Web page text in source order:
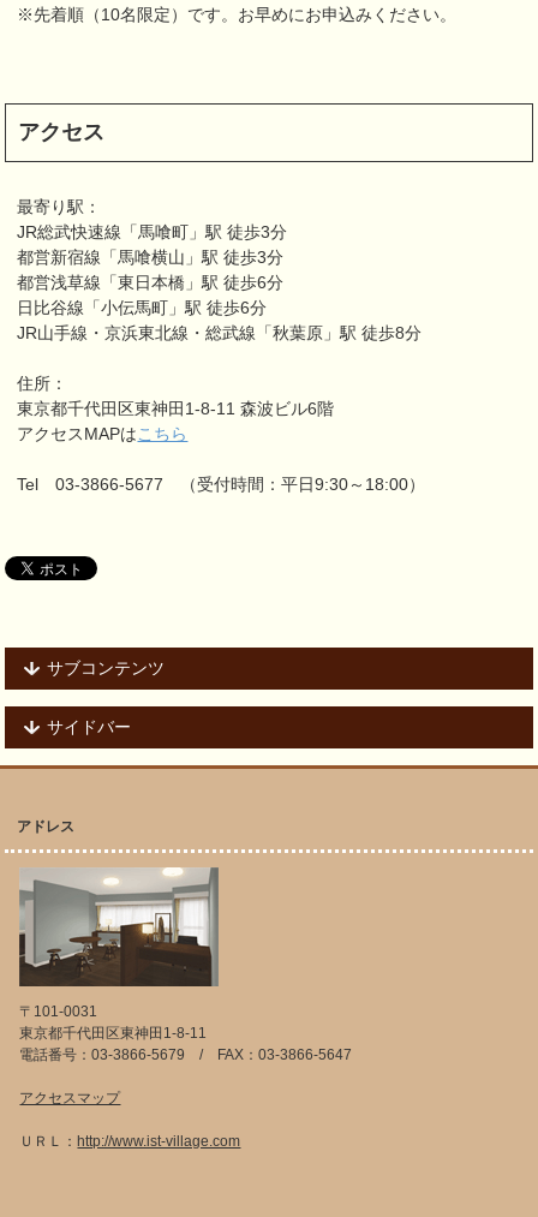
※先着順（10名限定）です。お早めにお申込みください。
アクセス
最寄り駅：
JR総武快速線「馬喰町」駅 徒歩3分
都営新宿線「馬喰横山」駅 徒歩3分
都営浅草線「東日本橋」駅 徒歩6分
日比谷線「小伝馬町」駅 徒歩6分
JR山手線・京浜東北線・総武線「秋葉原」駅 徒歩8分
住所：
東京都千代田区東神田1-8-11 森波ビル6階
アクセスMAPはこちら
Tel 03-3866-5677 （受付時間：平日9:30～18:00）
サブコンテンツ
サイドバー
アドレス
〒101-0031
東京都千代田区東神田1-8-11
電話番号：03-3866-5679 / FAX：03-3866-5647
アクセスマップ
ＵＲＬ：http://www.ist-village.com